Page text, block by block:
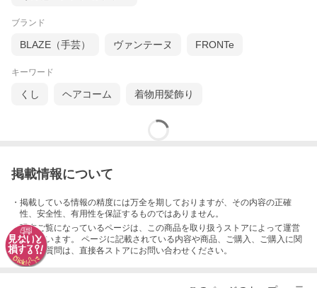
ブランド
BLAZE（手芸） ヴァンテーヌ FRONTe
キーワード
くし ヘアコーム 着物用髪飾り
掲載情報について
・掲載している情報の精度には万全を期しておりますが、その内容の正確
性、安全性、有用性を保証するものではありません。
・現在ご覧になっているページは、この商品を取り扱うストアによって運営
されています。 ページに記載されている内容や商品、ご購入 、ご購入に関
するご質問は、直接各ストアにお問い合わせください。